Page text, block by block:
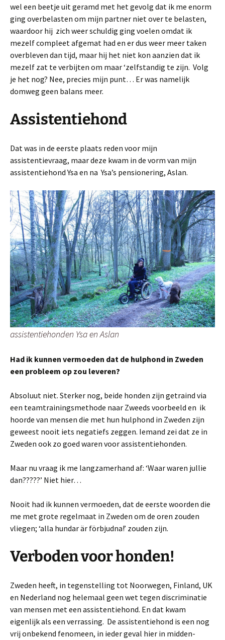
wel een beetje uit geramd met het gevolg dat ik me enorm
ging overbelasten om mijn partner niet over te belasten,
waardoor hij zich weer schuldig ging voelen omdat ik
mezelf compleet afgemat had en er dus weer meer taken
overbleven dan tijd, maar hij het niet kon aanzien dat ik
mezelf zat te verbijten om maar ‘zelfstandig te zijn. Volg
je het nog? Nee, precies mijn punt… Er was namelijk
domweg geen balans meer.
Assistentiehond
Dat was in de eerste plaats reden voor mijn
assistentievraag, maar deze kwam in de vorm van mijn
assistentiehond Ysa en na Ysa’s pensionering, Aslan.
assistentiehonden Ysa en Aslan
Had ik kunnen vermoeden dat de hulphond in Zweden
een probleem op zou leveren?
Absoluut niet. Sterker nog, beide honden zijn getraind via
een teamtrainingsmethode naar Zweeds voorbeeld en ik
hoorde van mensen die met hun hulphond in Zweden zijn
geweest nooit iets negatiefs zeggen. Iemand zei dat ze in
Zweden ook zo goed waren voor assistentiehonden.
Maar nu vraag ik me langzamerhand af: ‘Waar waren jullie
dan?????’ Niet hier…
Nooit had ik kunnen vermoeden, dat de eerste woorden die
me met grote regelmaat in Zweden om de oren zouden
vliegen; ‘alla hundar är förbjudna!’ zouden zijn.
Verboden voor honden!
Zweden heeft, in tegenstelling tot Noorwegen, Finland, UK
en Nederland nog helemaal geen wet tegen discriminatie
van mensen met een assistentiehond. En dat kwam
eigenlijk als een verrassing. De assistentiehond is een nog
vrij onbekend fenomeen, in ieder geval hier in midden-